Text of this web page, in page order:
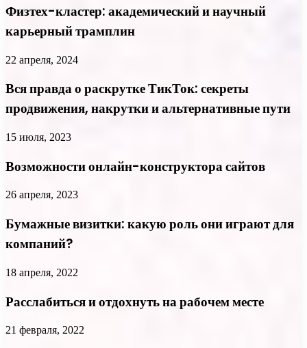
Физтех-кластер: академический и научный
карьерный трамплин
22 апреля, 2024
Вся правда о раскрутке ТикТок: секреты
продвижения, накрутки и альтернативные пути
15 июля, 2023
Возможности онлайн-конструктора сайтов
26 апреля, 2023
Бумажные визитки: какую роль они играют для
компаний?
18 апреля, 2022
Расслабиться и отдохнуть на рабочем месте
21 февраля, 2022